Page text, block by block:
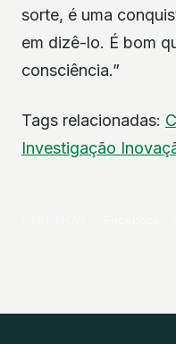
sorte, é uma
em dizê-lo. É bom
consciência.”
Tags relacionadas:
Investigação